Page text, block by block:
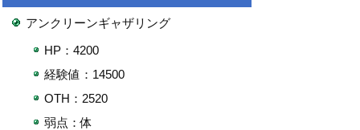
アンクリーンギャザリング
HP：4200
経験値：14500
OTH：2520
弱点：体